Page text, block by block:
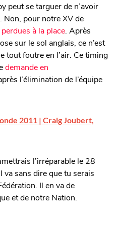
peut se targuer de n’avoir
Non, pour notre XV de
à la place. Après
sur le sol anglais, ce n’est
tout foutre en l’air. Ce timing
demande en
l’élimination de l’équipe
2011 | Craig Joubert,
l’irréparable le 28
sans dire que tu serais
Il en va de
et de notre Nation.